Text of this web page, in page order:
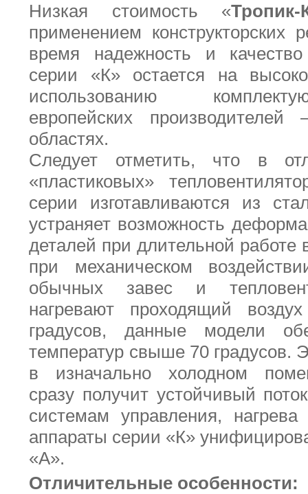
Низкая стоимость «Тропик-
применением
время надежность и качество
серии «К» остается на
использованию
европейских
областях.
Следует отметить, что в
«пластиковых»
серии изготавливаются из
устраняет возможность
деталей при длительной работе
при механическом
обычных завес и
нагревают проходящий
градусов, данные модели
температур свыше 70 градусов.
в изначально холодном
сразу получит устойчивый
системам управления,
аппараты серии «К»
«А».
Отличительные особенности: